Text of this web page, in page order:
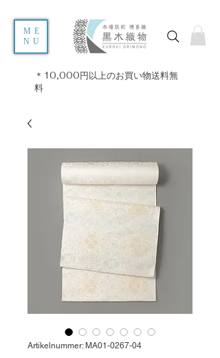
ME
NU
＊10,000円以上のお買い物送料無
料
Artikelnummer: MA01-0267-04